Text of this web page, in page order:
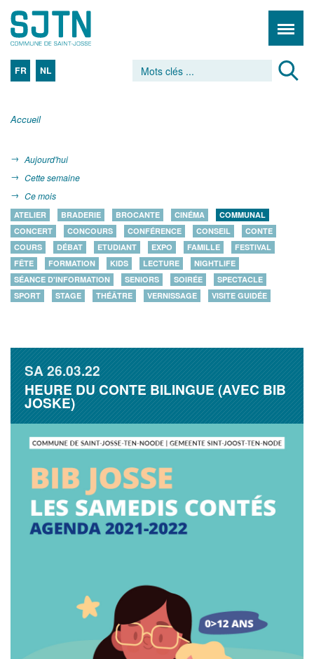
FR NL
Accueil
Aujourd'hui
Cette semaine
Ce mois
ATELIER BRADERIE BROCANTE CINÉMA
COMMUNAL
CONCERT
CONCOURS CONFÉRENCE CONSEIL
CONTE
COURS
DÉBAT ETUDIANT EXPO FAMILLE
FESTIVAL
FÊTE
FORMATION KIDS LECTURE
NIGHTLIFE
SÉANCE D'INFORMATION
SENIORS SOIRÉE
SPECTACLE
SPORT
STAGE THÉÂTRE VERNISSAGE VISITE GUIDÉE
SA26.03.22
HEURE DU CONTE BILINGUE (AVEC BIB
JOSKE)